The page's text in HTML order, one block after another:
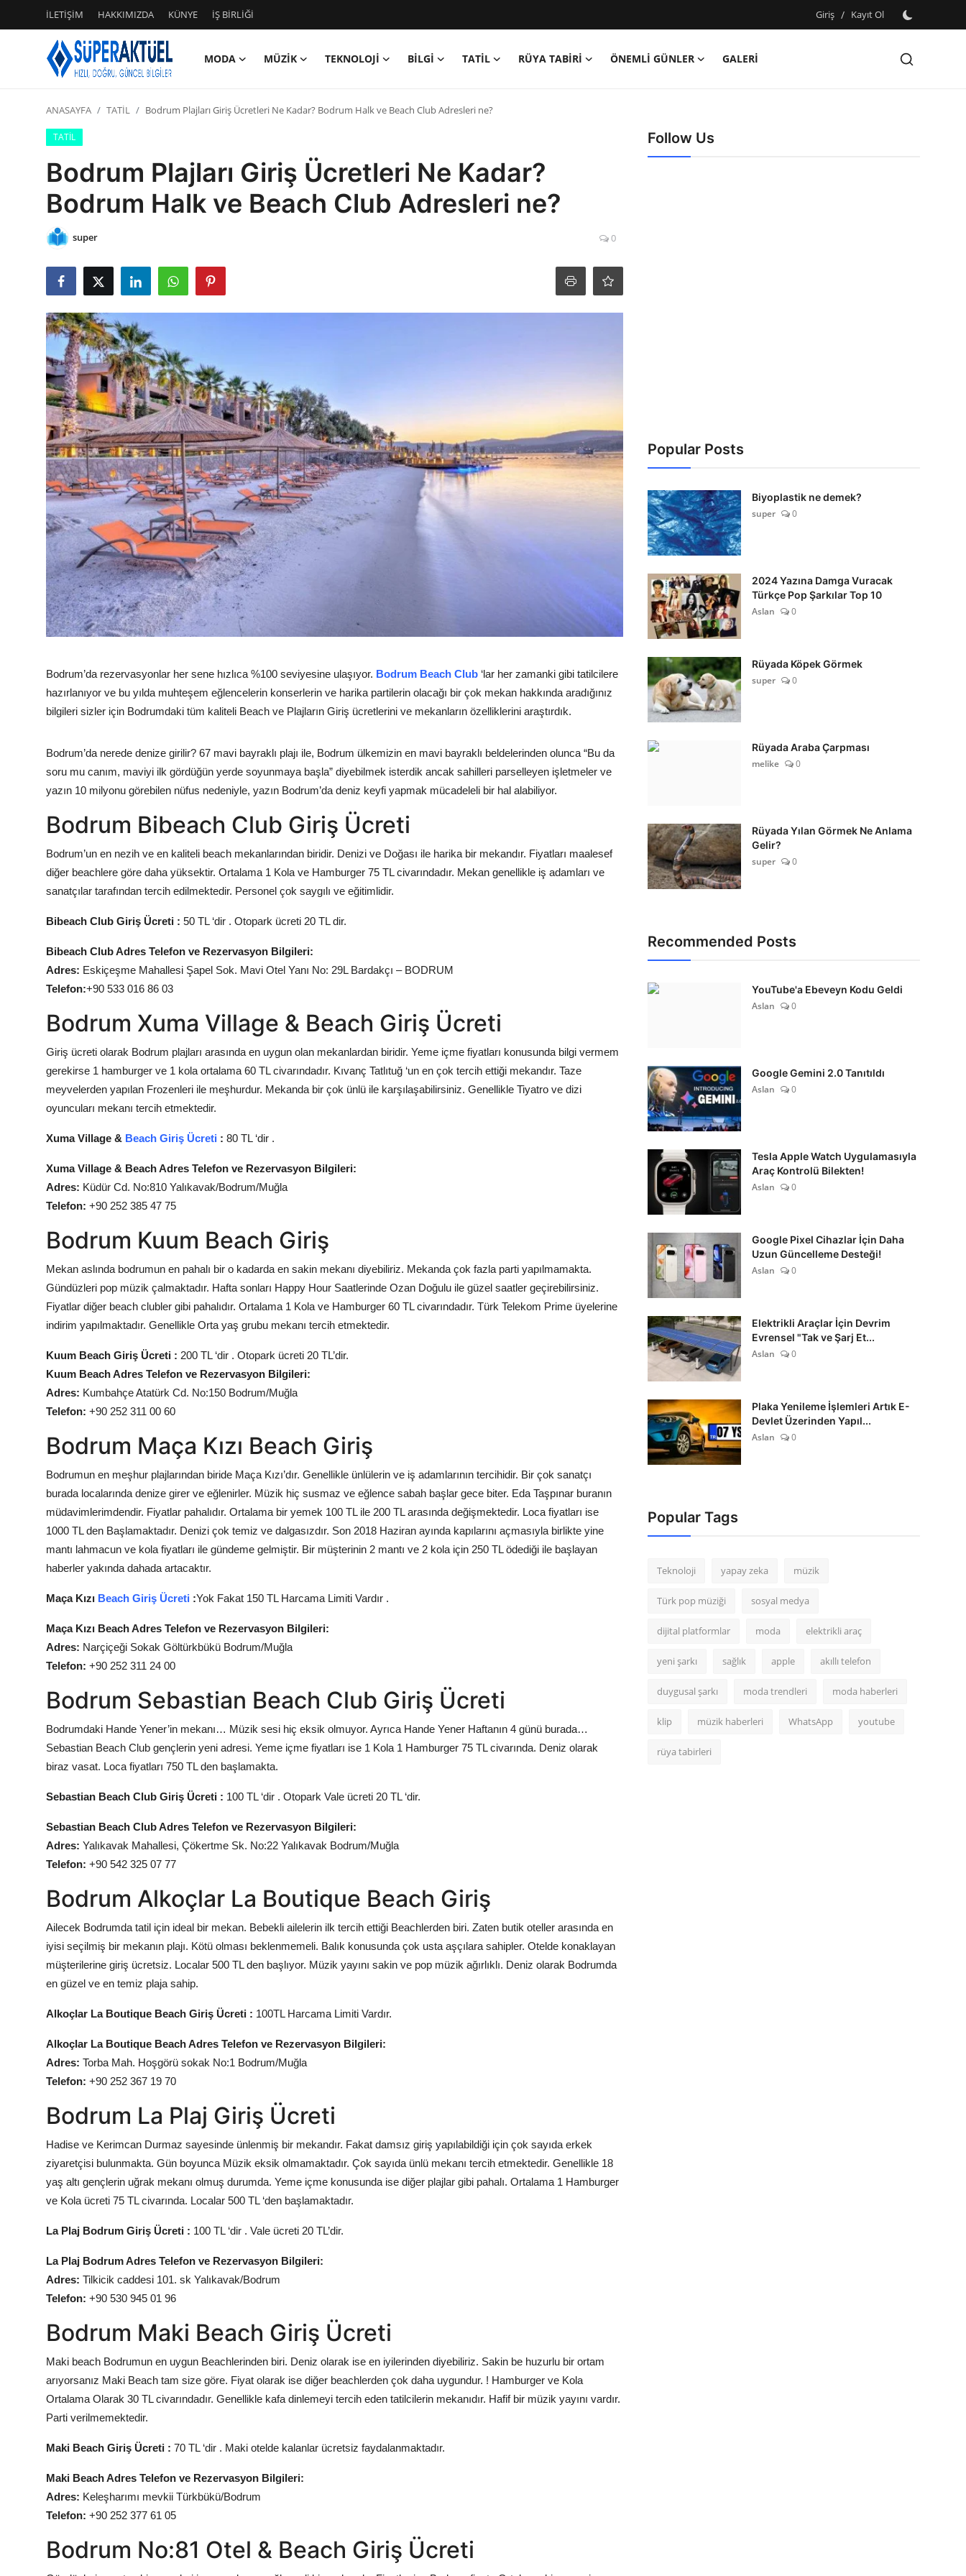
İLETİŞİM HAKKIMIZDA KÜNYE İŞ BİRLİĞİ Giriş / Kayıt Ol
MODA MÜZİK TEKNOLOJİ BİLGİ TATİL RÜYA TABİRİ ÖNEMLİ GÜNLER
GALERİ
Giriş
Kayıt Ol
KÜNYE
MÜZİK
TEKNOLOJİ
RÜYA TABİRİ
ÖNEMLİ GÜNLER
ANASAYFA TATİL Bodrum Plajları Giriş Ücretleri Ne Kadar? Bodrum Halk ve Beach Club Adresleri ne?
TATİL
Bodrum Plajları Giriş Ücretleri Ne Kadar?
Bodrum Halk ve Beach Club Adresleri ne?
super 0
Bodrum’da rezervasyonlar her sene hızlıca %100 seviyesine ulaşıyor. Bodrum Beach Club ‘lar her zamanki gibi tatilcilere
hazırlanıyor ve bu yılda muhteşem eğlencelerin konserlerin ve harika partilerin olacağı bir çok mekan hakkında aradığınız
bilgileri sizler için Bodrumdaki tüm kaliteli Beach ve Plajların Giriş ücretlerini ve mekanların özelliklerini araştırdık.
Bodrum’da nerede denize girilir? 67 mavi bayraklı plajı ile, Bodrum ülkemizin en mavi bayraklı beldelerinden olunca “Bu da
soru mu canım, maviyi ilk gördüğün yerde soyunmaya başla” diyebilmek isterdik ancak sahilleri parselleyen işletmeler ve
yazın 10 milyonu görebilen nüfus nedeniyle, yazın Bodrum’da deniz keyfi yapmak mücadeleli bir hal alabiliyor.
Bodrum Bibeach Club Giriş Ücreti
Bodrum’un en nezih ve en kaliteli beach mekanlarından biridir. Denizi ve Doğası ile harika bir mekandır. Fiyatları maalesef
diğer beachlere göre daha yüksektir. Ortalama 1 Kola ve Hamburger 75 TL civarındadır. Mekan genellikle iş adamları ve
sanatçılar tarafından tercih edilmektedir. Personel çok saygılı ve eğitimlidir.
Bibeach Club Giriş Ücreti : 50 TL ‘dir . Otopark ücreti 20 TL dir.
Bibeach Club Adres Telefon ve Rezervasyon Bilgileri:
Adres: Eskiçeşme Mahallesi Şapel Sok. Mavi Otel Yanı No: 29L Bardakçı – BODRUM
Telefon:+90 533 016 86 03
Bodrum Xuma Village & Beach Giriş Ücreti
Giriş ücreti olarak Bodrum plajları arasında en uygun olan mekanlardan biridir. Yeme içme fiyatları konusunda bilgi vermem
gerekirse 1 hamburger ve 1 kola ortalama 60 TL civarındadır. Kıvanç Tatlıtuğ ‘un en çok tercih ettiği mekandır. Taze
meyvelerden yapılan Frozenleri ile meşhurdur. Mekanda bir çok ünlü ile karşılaşabilirsiniz. Genellikle Tiyatro ve dizi
oyuncuları mekanı tercih etmektedir.
Xuma Village & Beach Giriş Ücreti : 80 TL ‘dir .
Xuma Village & Beach Adres Telefon ve Rezervasyon Bilgileri:
Adres: Küdür Cd. No:810 Yalıkavak/Bodrum/Muğla
Telefon: +90 252 385 47 75
Bodrum Kuum Beach Giriş
Mekan aslında bodrumun en pahalı bir o kadarda en sakin mekanı diyebiliriz. Mekanda çok fazla parti yapılmamakta.
Gündüzleri pop müzik çalmaktadır. Hafta sonları Happy Hour Saatlerinde Ozan Doğulu ile güzel saatler geçirebilirsiniz.
Fiyatlar diğer beach clubler gibi pahalıdır. Ortalama 1 Kola ve Hamburger 60 TL civarındadır. Türk Telekom Prime üyelerine
indirim yapılmaktadır. Genellikle Orta yaş grubu mekanı tercih etmektedir.
Kuum Beach Giriş Ücreti : 200 TL ‘dir . Otopark ücreti 20 TL’dir.
Kuum Beach Adres Telefon ve Rezervasyon Bilgileri:
Adres: Kumbahçe Atatürk Cd. No:150 Bodrum/Muğla
Telefon: +90 252 311 00 60
Bodrum Maça Kızı Beach Giriş
Bodrumun en meşhur plajlarından biride Maça Kızı’dır. Genellikle ünlülerin ve iş adamlarının tercihidir. Bir çok sanatçı
burada localarında denize girer ve eğlenirler. Müzik hiç susmaz ve eğlence sabah başlar gece biter. Eda Taşpınar buranın
müdavimlerimdendir. Fiyatlar pahalıdır. Ortalama bir yemek 100 TL ile 200 TL arasında değişmektedir. Loca fiyatları ise
1000 TL den Başlamaktadır. Denizi çok temiz ve dalgasızdır. Son 2018 Haziran ayında kapılarını açmasıyla birlikte yine
mantı lahmacun ve kola fiyatları ile gündeme gelmiştir. Bir müşterinin 2 mantı ve 2 kola için 250 TL ödediği ile başlayan
haberler yakında dahada artacaktır.
Maça Kızı Beach Giriş Ücreti :Yok Fakat 150 TL Harcama Limiti Vardır .
Maça Kızı Beach Adres Telefon ve Rezervasyon Bilgileri:
Adres: Narçiçeği Sokak Göltürkbükü Bodrum/Muğla
Telefon: +90 252 311 24 00
Bodrum Sebastian Beach Club Giriş Ücreti
Bodrumdaki Hande Yener’in mekanı… Müzik sesi hiç eksik olmuyor. Ayrıca Hande Yener Haftanın 4 günü burada…
Sebastian Beach Club gençlerin yeni adresi. Yeme içme fiyatları ise 1 Kola 1 Hamburger 75 TL civarında. Deniz olarak
biraz vasat. Loca fiyatları 750 TL den başlamakta.
Sebastian Beach Club Giriş Ücreti : 100 TL ‘dir . Otopark Vale ücreti 20 TL ‘dir.
Sebastian Beach Club Adres Telefon ve Rezervasyon Bilgileri:
Adres: Yalıkavak Mahallesi, Çökertme Sk. No:22 Yalıkavak Bodrum/Muğla
Telefon: +90 542 325 07 77
Bodrum Alkoçlar La Boutique Beach Giriş
Ailecek Bodrumda tatil için ideal bir mekan. Bebekli ailelerin ilk tercih ettiği Beachlerden biri. Zaten butik oteller arasında en
iyisi seçilmiş bir mekanın plajı. Kötü olması beklenmemeli. Balık konusunda çok usta aşçılara sahipler. Otelde konaklayan
müşterilerine giriş ücretsiz. Localar 500 TL den başlıyor. Müzik yayını sakin ve pop müzik ağırlıklı. Deniz olarak Bodrumda
en güzel ve en temiz plaja sahip.
Alkoçlar La Boutique Beach Giriş Ücreti : 100TL Harcama Limiti Vardır.
Alkoçlar La Boutique Beach Adres Telefon ve Rezervasyon Bilgileri:
Adres: Torba Mah. Hoşgörü sokak No:1 Bodrum/Muğla
Telefon: +90 252 367 19 70
Bodrum La Plaj Giriş Ücreti
Hadise ve Kerimcan Durmaz sayesinde ünlenmiş bir mekandır. Fakat damsız giriş yapılabildiği için çok sayıda erkek
ziyaretçisi bulunmakta. Gün boyunca Müzik eksik olmamaktadır. Çok sayıda ünlü mekanı tercih etmektedir. Genellikle 18
yaş altı gençlerin uğrak mekanı olmuş durumda. Yeme içme konusunda ise diğer plajlar gibi pahalı. Ortalama 1 Hamburger
ve Kola ücreti 75 TL civarında. Localar 500 TL ‘den başlamaktadır.
La Plaj Bodrum Giriş Ücreti : 100 TL ‘dir . Vale ücreti 20 TL’dir.
La Plaj Bodrum Adres Telefon ve Rezervasyon Bilgileri:
Adres: Tilkicik caddesi 101. sk Yalıkavak/Bodrum
Telefon: +90 530 945 01 96
Bodrum Maki Beach Giriş Ücreti
Maki beach Bodrumun en uygun Beachlerinden biri. Deniz olarak ise en iyilerinden diyebiliriz. Sakin be huzurlu bir ortam
arıyorsanız Maki Beach tam size göre. Fiyat olarak ise diğer beachlerden çok daha uygundur. ! Hamburger ve Kola
Ortalama Olarak 30 TL civarındadır. Genellikle kafa dinlemeyi tercih eden tatilcilerin mekanıdır. Hafif bir müzik yayını vardır.
Parti verilmemektedir.
Maki Beach Giriş Ücreti : 70 TL ‘dir . Maki otelde kalanlar ücretsiz faydalanmaktadır.
Maki Beach Adres Telefon ve Rezervasyon Bilgileri:
Adres: Keleşharımı mevkii Türkbükü/Bodrum
Telefon: +90 252 377 61 05
Bodrum No:81 Otel & Beach Giriş Ücreti
Follow Us
Popular Posts
Biyoplastik ne demek?
super
0
2024 Yazına Damga Vuracak
Türkçe Pop Şarkılar Top 10
Aslan
0
Rüyada Köpek Görmek
super
0
Rüyada Araba Çarpması
melike
0
Rüyada Yılan Görmek Ne Anlama
Gelir?
super
0
Recommended Posts
YouTube'a Ebeveyn Kodu Geldi
Aslan
0
Google Gemini 2.0 Tanıtıldı
Aslan
0
Tesla Apple Watch Uygulamasıyla
Araç Kontrolü Bilekten!
Aslan
0
Google Pixel Cihazlar İçin Daha
Uzun Güncelleme Desteği!
Aslan
0
Elektrikli Araçlar İçin Devrim
Evrensel "Tak ve Şarj Et...
Aslan
0
Plaka Yenileme İşlemleri Artık E-
Devlet Üzerinden Yapıl...
Aslan
0
Popular Tags
Teknoloji yapay zeka müzik
Türk pop müziği sosyal medya
dijital platformlar moda elektrikli araç
yeni şarkı sağlık apple akıllı telefon
duygusal şarkı moda trendleri moda haberleri
klip müzik haberleri WhatsApp youtube
rüya tabirleri